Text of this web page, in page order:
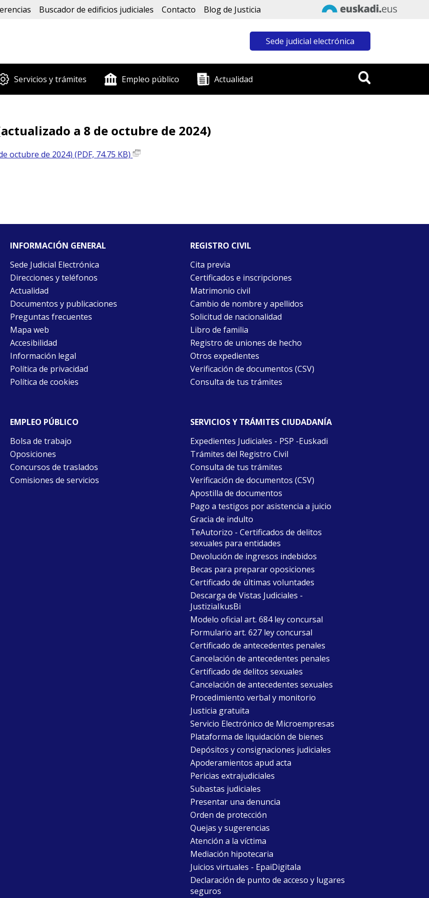
Buscador de edificios judiciales Contacto Blog de Justicia
Sede judicial electrónica
Servicios y trámites Empleo público Actualidad
a 8 de octubre de 2024)
octubre de 2024) (PDF, 74.75 KB)
INFORMACIÓN GENERAL
Sede Judicial Electrónica
Direcciones y teléfonos
Actualidad
Documentos y publicaciones
Preguntas frecuentes
Mapa web
Accesibilidad
Información legal
Política de privacidad
Política de cookies
REGISTRO CIVIL
Cita previa
Certificados e inscripciones
Matrimonio civil
Cambio de nombre y apellidos
Solicitud de nacionalidad
Libro de familia
Registro de uniones de hecho
Otros expedientes
Verificación de documentos (CSV)
Consulta de tus trámites
EMPLEO PÚBLICO
Bolsa de trabajo
Oposiciones
Concursos de traslados
Comisiones de servicios
SERVICIOS Y TRÁMITES CIUDADANÍA
Expedientes Judiciales - PSP -Euskadi
Trámites del Registro Civil
Consulta de tus trámites
Verificación de documentos (CSV)
Apostilla de documentos
Pago a testigos por asistencia a juicio
Gracia de indulto
TeAutorizo - Certificados de delitos
sexuales para entidades
Devolución de ingresos indebidos
Becas para preparar oposiciones
Certificado de últimas voluntades
Descarga de Vistas Judiciales -
JustiziaIkusBi
Modelo oficial art. 684 ley concursal
Formulario art. 627 ley concursal
Certificado de antecedentes penales
Cancelación de antecedentes penales
Certificado de delitos sexuales
Cancelación de antecedentes sexuales
Procedimiento verbal y monitorio
Justicia gratuita
Servicio Electrónico de Microempresas
Plataforma de liquidación de bienes
Depósitos y consignaciones judiciales
Apoderamientos apud acta
Pericias extrajudiciales
Subastas judiciales
Presentar una denuncia
Orden de protección
Quejas y sugerencias
Atención a la víctima
Mediación hipotecaria
Juicios virtuales - EpaiDigitala
Declaración de punto de acceso y lugares
seguros